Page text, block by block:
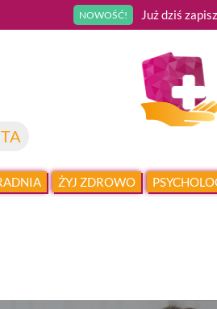
NOWOŚĆ! Już dziś
ŻYJ ZDROWO